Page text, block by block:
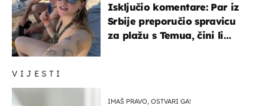
VIJESTI
IMAŠ PRAVO, OSTVARI GA!
Isključio komentare: Par iz
Srbije preporučio spravicu
za plažu s Temua, čini li